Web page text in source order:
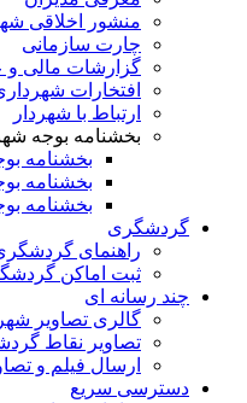
منشور اخلاقی
چارت سازمانی
گزارشات مالی و
افتخارات
ارتباط با شهردار
بخشنامه بوجه
بخشنامه بوجه 1401
بخشنامه بوجه 1402
بخشنامه بوجه 1403
گردشگری
راهنمای
ثبت اماکن
چند رسانه ای
گالری تصاویر شهر
تصاویر نقاط
ارسال فیلم و
دسترسی سریع